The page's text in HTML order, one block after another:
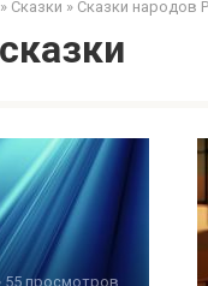
» Сказки » Сказки народов
55 просмотров